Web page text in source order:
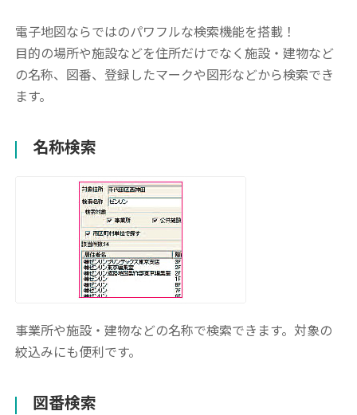
電子地図ならではのパワフルな検索機能を搭載！
目的の場所や施設などを住所だけでなく施設・建物など
の名称、図番、登録したマークや図形などから検索でき
ます。
名称検索
事業所や施設・建物などの名称で検索できます。対象の
絞込みにも便利です。
図番検索